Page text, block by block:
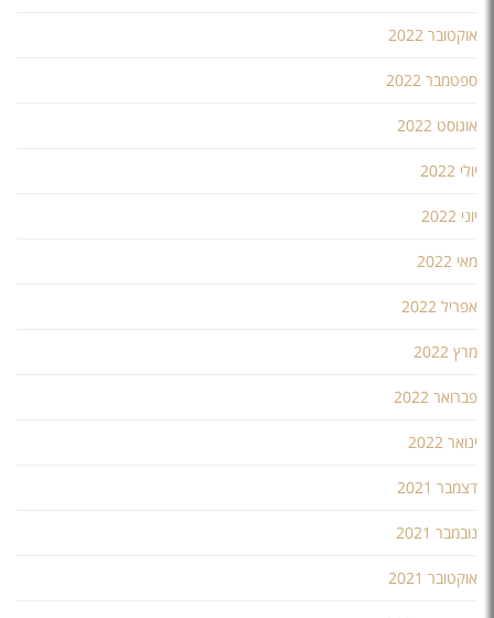
אוקטובר 2022
ספטמבר 2022
אוגוסט 2022
יולי 2022
יוני 2022
מאי 2022
אפריל 2022
מרץ 2022
פברואר 2022
ינואר 2022
דצמבר 2021
נובמבר 2021
אוקטובר 2021